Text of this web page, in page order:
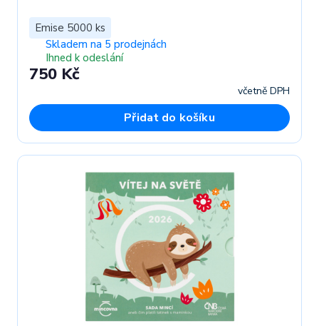
Emise 5000 ks
Skladem na 5 prodejnách
Ihned k odeslání
750 Kč
včetně DPH
Přidat do košíku